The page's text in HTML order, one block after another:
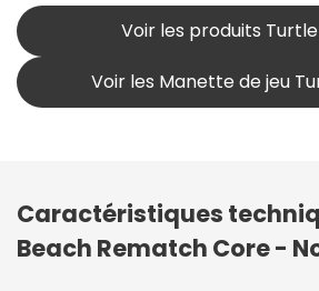
Voir les produits
Voir les Manette de jeu
Caractéristiques
Beach Rematch Core -